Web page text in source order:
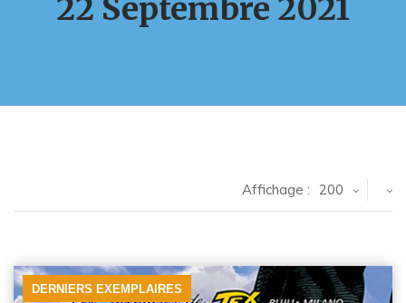
22 Septembre 2021
Affichage : 200
DERNIERS EXEMPLAIRES